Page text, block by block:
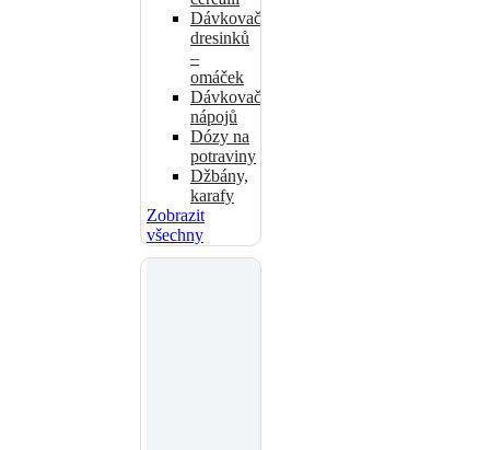
Dávkovače
dresinků
–
omáček
Dávkovače
nápojů
Dózy na
potraviny
Džbány,
karafy
Zobrazit
všechny